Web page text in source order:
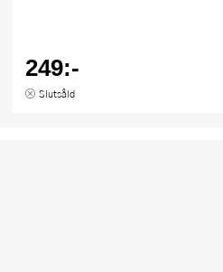
249:-
Slutsåld